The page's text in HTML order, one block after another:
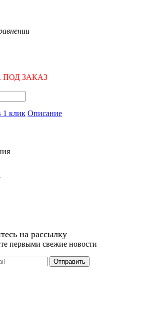
ЗАКАЗ
1 клик Описание
на рассылку
первыми свежие новости
Отправить